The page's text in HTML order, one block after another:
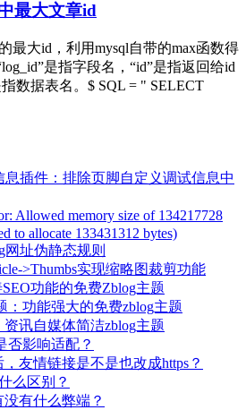
最大文章id
最大id，利用mysql自带的max函数得
是指字段名，“id”是指返回给id
数据表名。$ SQL = " SELECT
息插件：排除页脚自定义调试信息中
Allowed memory size of 134217728
to allocate 133431312 bytes)
网址伪静态规则
>Thumbs实现缩略图裁剪功能
功能的免费Zblog主题
：功能强大的免费zblog主题
资讯自媒体简洁zblog主题
否影响适配？
友情链接是不是也改成https？
么区别？
有什么弊端？